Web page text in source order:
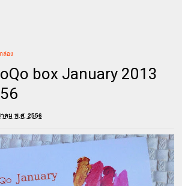
ล่อง
box January 2013
าคม พ.ศ. 2556